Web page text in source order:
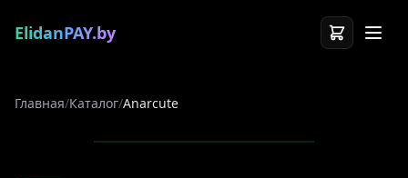
ElidanPAY.by
Главная/Каталог/Anarcute